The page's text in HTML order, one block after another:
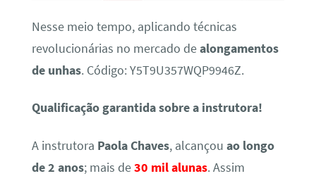
Nesse meio tempo, aplicando técnicas
revolucionárias no mercado dealongamentos
de unhas. Código: Y5T9U357WQP9946Z.
Qualificação garantida sobre a instrutora!
A instrutora Paola Chaves, alcançou ao longo
de 2 anos; mais de30 mil alunas. Assim